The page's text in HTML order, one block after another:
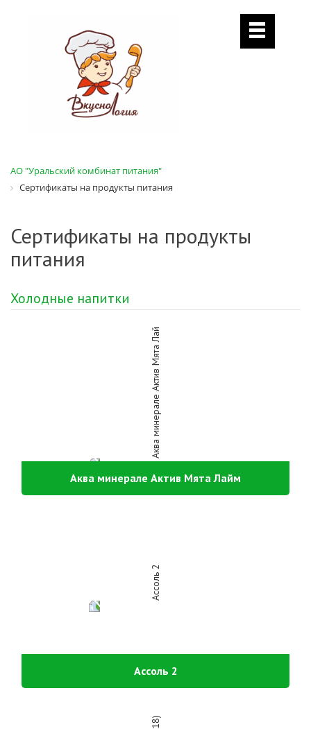
АО "Уральский комбинат питания"
Сертификаты на продукты питания
Сертификаты на продукты
питания
Холодные напитки
Аква минерале Актив Мята Лайм
Ассоль 2